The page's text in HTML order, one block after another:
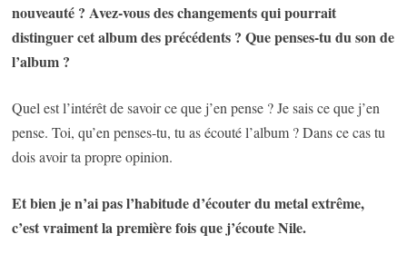
nouveauté ? Avez-vous des changements qui pourrait
distinguer cet album des précédents ? Que penses-tu du son de
l’album ?
Quel est l’intérêt de savoir ce que j’en pense ? Je sais ce que j’en
pense. Toi, qu’en penses-tu, tu as écouté l’album ? Dans ce cas tu
dois avoir ta propre opinion.
Et bien je n’ai pas l’habitude d’écouter du metal extrême,
c’est vraiment la première fois que j’écoute Nile.